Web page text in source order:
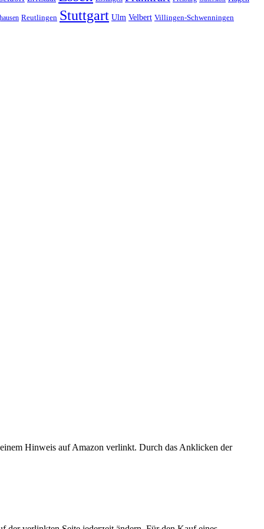
Reutlingen Stuttgart Ulm Velbert Villingen-Schwenningen
Hinweis auf Amazon verlinkt. Durch das Anklicken der